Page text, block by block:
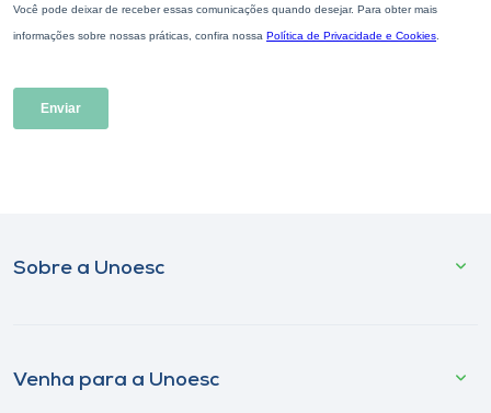
Sobre a Unoesc
Venha para a Unoesc